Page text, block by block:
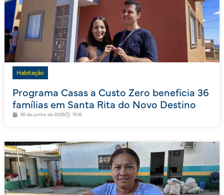
Habitação
Programa Casas a Custo Zero beneficia 36
famílias em Santa Rita do Novo Destino
30 de junho de 2026 15:16